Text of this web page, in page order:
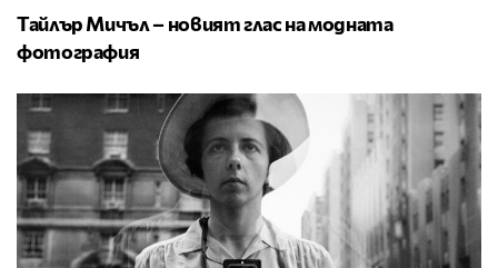
Тайлър Мичъл – новият глас на модната
фотография